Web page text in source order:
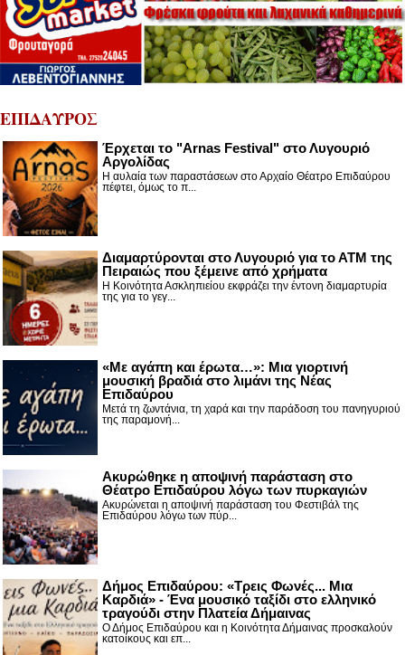
ΕΠΙΔΑΥΡΟΣ
Έρχεται το "Arnas Festival" στο Λυγουριό
Αργολίδας
Η αυλαία των παραστάσεων στο Αρχαίο Θέατρο Επιδαύρου
πέφτει, όμως το π...
Διαμαρτύρονται στο Λυγουριό για το ΑΤΜ της
Πειραιώς που ξέμεινε από χρήματα
Η Κοινότητα Ασκληπιείου εκφράζει την έντονη διαμαρτυρία
της για το γεγ...
«Με αγάπη και έρωτα…»: Μια γιορτινή
μουσική βραδιά στο λιμάνι της Νέας
Επιδαύρου
Μετά τη ζωντάνια, τη χαρά και την παράδοση του πανηγυριού
της παραμονή...
Ακυρώθηκε η αποψινή παράσταση στο
Θέατρο Επιδαύρου λόγω των πυρκαγιών
Ακυρώνεται η αποψινή παράσταση του Φεστιβάλ της
Επιδαύρου λόγω των πύρ...
Δήμος Επιδαύρου: «Τρεις Φωνές... Μια
Καρδιά» - Ένα μουσικό ταξίδι στο ελληνικό
τραγούδι στην Πλατεία Δήμαινας
Ο Δήμος Επιδαύρου και η Κοινότητα Δήμαινας προσκαλούν
κατοίκους και επ...